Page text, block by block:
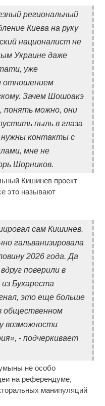
региональный
Киева на руку
националист не
Украине даже
уже
отношением
Зачем Шошоакэ
можно, они
пыль в глаза
контакты с
мне не
Шорников.
Кишинев проект
это называют
сам Кишинев.
гальванизировала
2026 года. Да
поверили в
Бухареста
это еще больше
общественном
возможности
- подчеркивает
не особо
на референдуме,
манипуляций